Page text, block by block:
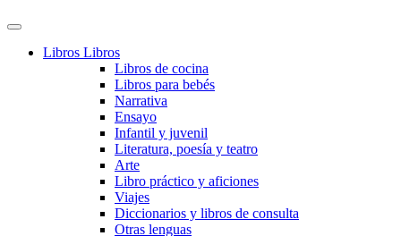
Libros Libros
Libros de cocina
Libros para bebés
Narrativa
Ensayo
Infantil y juvenil
Literatura, poesía y teatro
Arte
Libro práctico y aficiones
Viajes
Diccionarios y libros de consulta
Otras lenguas